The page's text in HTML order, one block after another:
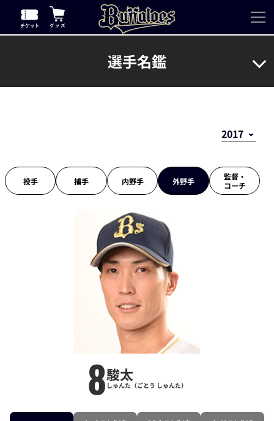
選手名鑑
投手 捕手 内野手 外野手
監督・
コーチ
8駿太
しゅんた（ごとう しゅんた）